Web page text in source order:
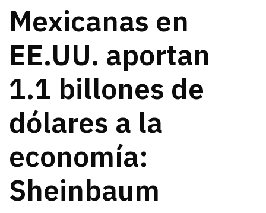
Mexicanas en
EE.UU. aportan
1.1 billones de
dólares a la
economía:
Sheinbaum